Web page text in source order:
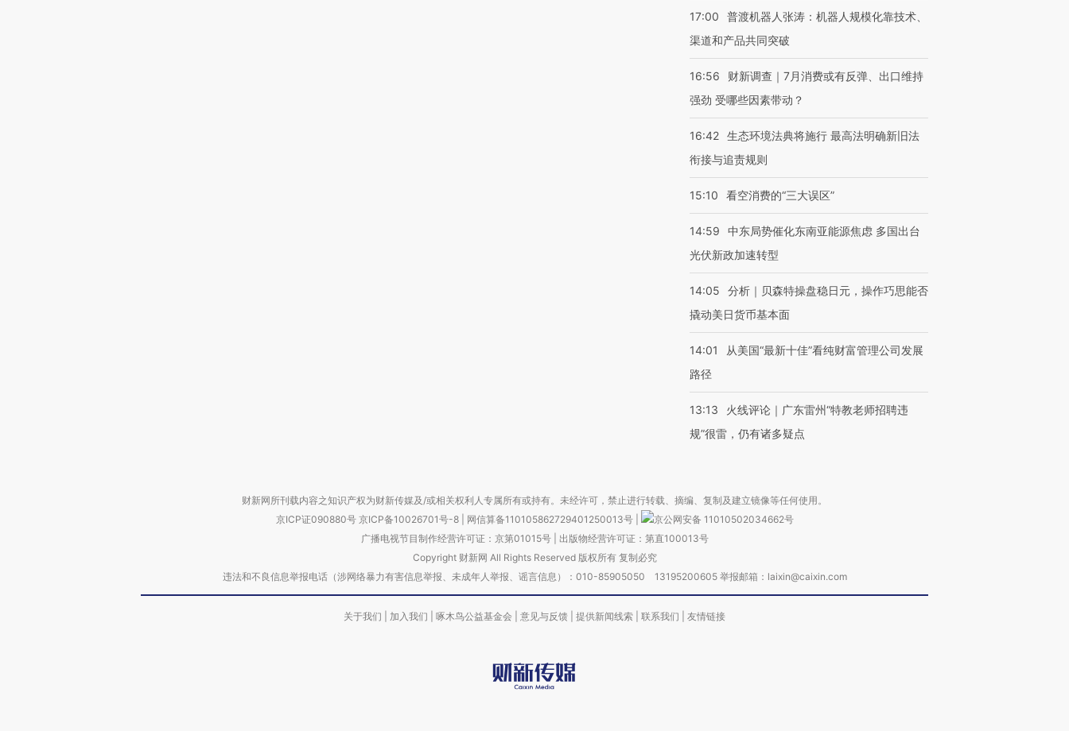
17:00
普渡机器人张涛：机器人规模化靠技术、
渠道和产品共同突破
16:56
财新调查｜7月消费或有反弹、出口维持
强劲 受哪些因素带动？
16:42 生态环境法典将施行 最高法明确新旧法
衔接与追责规则
15:10 看空消费的“三大误区”
14:59
中东局势催化东南亚能源焦虑 多国出台
光伏新政加速转型
14:05
分析｜贝森特操盘稳日元，操作巧思能否
撬动美日货币基本面
14:01
从美国“最新十佳”看纯财富管理公司发展
路径
13:13
火线评论｜广东雷州“特教老师招聘违
规”很雷，仍有诸多疑点
财新网所刊载内容之知识产权为财新传媒及/或相关权利人专属所有或持有。未经许可，禁止进行转载、摘编、复制及建立镜像等任何使用。
京ICP证090880号 京ICP备10026701号-8 网信算备110105862729401250013号
京公网安备 11010502034662号
广播电视节目制作经营许可证：京第01015号| 出版物经营许可证：第直100013号
Copyright 财新网 All Rights Reserved 版权所有 复制必究
违法和不良信息举报电话（涉网络暴力有害信息举报、未成年人举报、谣言信息）：010-85905050 13195200605 举报邮箱：laixin@caixin.com
关于我们 加入我们 啄木鸟公益基金会 意见与反馈 提供新闻线索 联系我们 友情链接